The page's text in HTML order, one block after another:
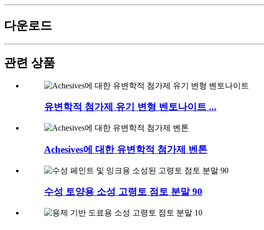
다운로드
관련 상품
유변학적 첨가제 유기 변형 벤토나이트 ...
Achesives에 대한 유변학적 첨가제 벤톤
수성 토양용 소성 고령토 점토 분말 90